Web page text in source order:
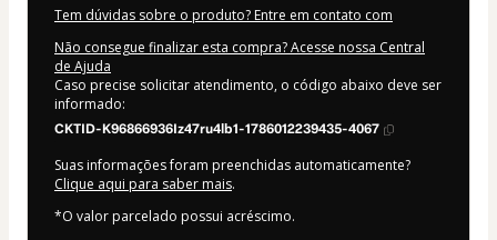
Tem dúvidas sobre o produto? Entre em contato com
Não consegue finalizar esta compra? Acesse nossa Central
de Ajuda
Caso precise solicitar atendimento, o código abaixo deve ser
informado:
CKTID-K96866936Iz47ru4lb1-1786012239435-4067
Suas informações foram preenchidas automaticamente?
Clique aqui para saber mais.
*O valor parcelado possui acréscimo.